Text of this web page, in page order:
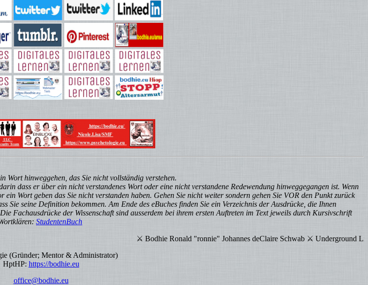
Wort hinweggehen, das Sie nicht vollständig verstehen.
dass er über ein nicht verstandenes Wort oder eine nicht verstandene Redewendung hinweggegangen ist. Wenn
Wort geben das Sie nicht verstanden haben. Gehen Sie nicht weiter sondern gehen Sie VOR den Punkt zurück
Sie seine Definition bekommen. Am Ende des eBuches finden Sie ein Verzeichnis der Ausdrücke, die Ihnen
Fachausdrücke der Wissenschaft sind ausserdem bei ihrem ersten Auftreten im Text jeweils durch Kursivschrift
StudentenBuch
⚔ Bodhie Ronald "ronnie" Johannes deClaire Schwab ⚔ Underground Life Club
(Gründer; Mentor & Administrator)
HptHP: https://bodhie.eu
office@bodhie.eu